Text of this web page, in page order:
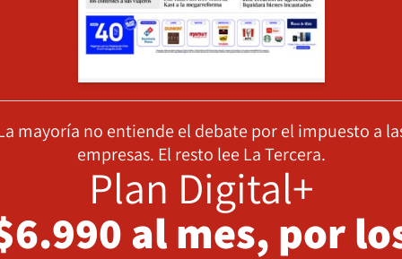
mayoría no entiende el debate por el impuesto a
empresas. El resto lee La Tercera.
Plan Digital+
al mes, por